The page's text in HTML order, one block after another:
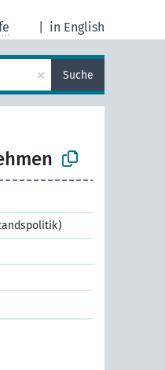
in English
× Suche